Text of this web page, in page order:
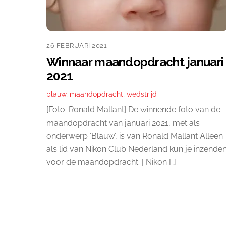
26 FEBRUARI 2021
Winnaar maandopdracht januari
2021
blauw, maandopdracht wedstrijd
[Foto: Ronald Mallant] De winnende foto van de
maandopdracht van januari 2021, met als
onderwerp ‘Blauw’, is van Ronald Mallant Alleen
als lid van Nikon Club Nederland kun je
voor de maandopdracht. | Nikon […]